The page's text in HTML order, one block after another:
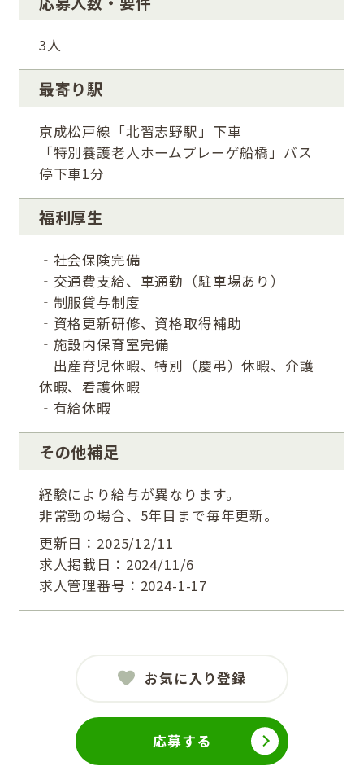
3人
最寄り駅
京成松戸線「北習志野駅」下車
「特別養護老人ホームプレーゲ船橋」バス
停下車1分
福利厚生
‐社会保険完備
‐交通費支給、車通勤（駐車場あり）
‐制服貸与制度
‐資格更新研修、資格取得補助
‐施設内保育室完備
‐出産育児休暇、特別（慶弔）休暇、介護
休暇、看護休暇
‐有給休暇
その他補足
経験により給与が異なります。
非常勤の場合、5年目まで毎年更新。
更新日：2025/12/11
求人掲載日：2024/11/6
求人管理番号：2024-1-17
お気に入り登録
応募する